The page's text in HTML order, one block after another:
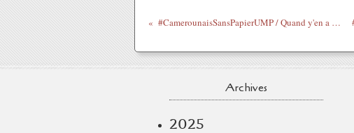
#CamerounaisSansPapierUMP / Quand y'en a un ça va, c'est quand il y en a beaucoup qu'il y a des problèmes...
Archives
2025